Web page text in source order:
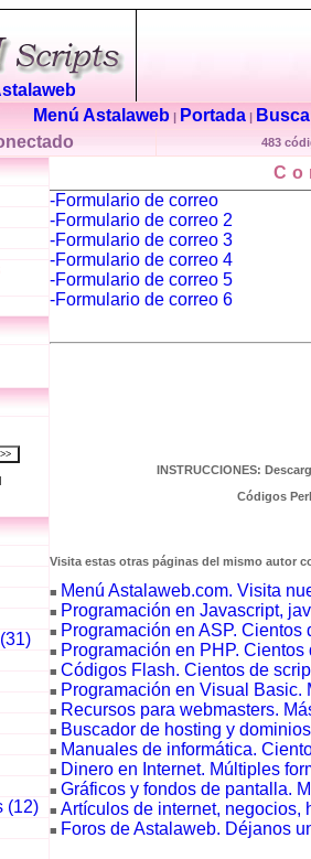
Menú Astalaweb | Portada |
483
(12)
-Formulario de correo
-Formulario de correo 2
-Formulario de correo 3
-Formulario de correo 4
-Formulario de correo 5
-Formulario de correo 6
INSTRUCCIONES:
Códigos
Visita estas otras páginas del mismo autor
■ Menú Astalaweb.com. Visita
■ Programación en Javascript,
■ Programación en ASP.
■ Programación en PHP.
■ Códigos Flash. Cientos de
■ Programación en Visual Basic.
■ Recursos para webmasters.
■ Buscador de hosting y
■ Manuales de informática.
■ Dinero en Internet. Múltiples
■ Gráficos y fondos de pantalla.
■ Artículos de internet, negocios,
■ Foros de Astalaweb. Déjanos